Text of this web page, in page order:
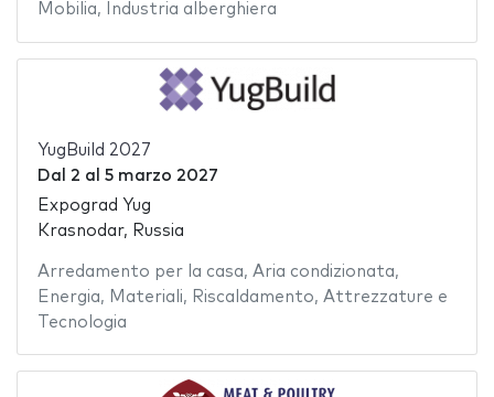
Mobilia, Industria alberghiera
YugBuild 2027
Dal 2 al 5 marzo 2027
Expograd Yug
Krasnodar, Russia
Arredamento per la casa, Aria condizionata,
Energia, Materiali, Riscaldamento, Attrezzature e
Tecnologia